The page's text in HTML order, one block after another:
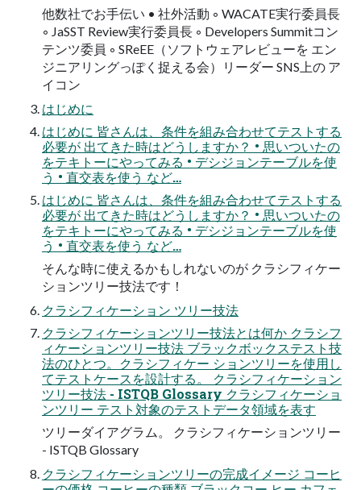
他数社でお手伝い • 社外活動 ◦ WACATE実行委員長
◦ JaSST Review実行委員長 ◦ Developers Summitコン
テンツ委員 ◦ SReEE（ソフトウェアレビューを エン
ジニアリングっぽく捉える会）リーダー SNS上の ア
イコン
はじめに
はじめに 皆さんは、条件を組み合わせてテストする
必要が 出てきた時はどうしますか？ • 思いついたの
をテキトーにやってみる • デシジョンテーブルを使
う • 直交表を使う など…
はじめに 皆さんは、条件を組み合わせてテストする
必要が 出てきた時はどうしますか？ • 思いついたの
をテキトーにやってみる • デシジョンテーブルを使
う • 直交表を使う など…
そんな時に使えるかもしれないのが クラシフィケー
ションツリー技法です！
クラシフィケーション ツリー技法
クラシフィケーションツリー技法とは何か クラシフ
ィケーションツリー技法 ブラックボックステスト技
法のひとつ。クラシフィケー ションツリーを使用し
てテストケースを設計する。 クラシフィケーション
ツリー技法 - ISTQB Glossary クラシフィケーショ
ンツリー テスト対象のテストデータ領域を表す
ツリーダイアグラム。 クラシフィケーションツリー
- ISTQB Glossary
クラシフィケーションツリーの完成イメージ コーヒ